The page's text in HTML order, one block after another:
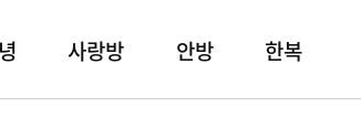
사랑방 안방 한복